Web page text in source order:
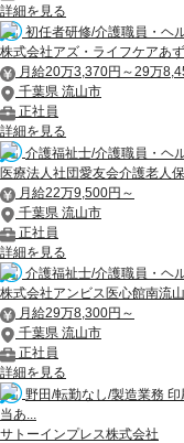
詳細を見る
初任者研修/介護職員・ヘ
株式会社アズ・ライフケアあ
月給20万3,370円～29万
千葉県 流山市
正社員
詳細を見る
介護福祉士/介護職員・ヘ
医療法人社団愛友会介護老人
月給22万9,500円～
千葉県 流山市
正社員
詳細を見る
介護福祉士/介護職員・ヘ
株式会社アンビス医心館南流山
月給29万8,300円～
千葉県 流山市
正社員
詳細を見る
野田/転勤なし/製造業務
当あ...
サトーインプレス株式会社